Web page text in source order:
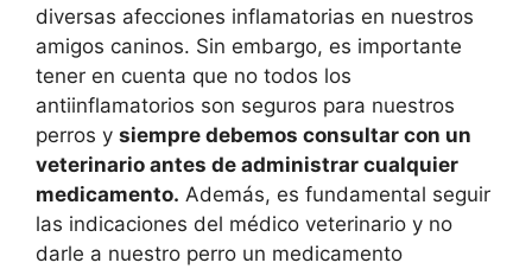
diversas afecciones inflamatorias en nuestros
amigos caninos. Sin embargo, es importante
tener en cuenta que no todos los
antiinflamatorios son seguros para nuestros
perros y siempre debemos consultar con un
veterinario antes de administrar cualquier
medicamento. Además, es fundamental seguir
las indicaciones del médico veterinario y no
darle a nuestro perro un medicamento